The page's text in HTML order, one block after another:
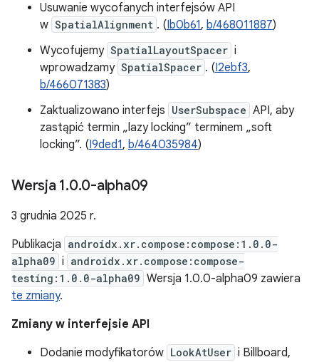
Usuwanie wycofanych interfejsów API
w SpatialAlignment . (Ib0b61, b/468011887)
Wycofujemy SpatialLayoutSpacer i
wprowadzamy SpatialSpacer . (I2ebf3,
b/466071383)
Zaktualizowano interfejs UserSubspace API, aby
zastąpić termin „lazy locking” terminem „soft
locking”. (I9ded1, b/464035984)
Wersja 1.0.0-alpha09
3 grudnia 2025 r.
Publikacja androidx.xr.compose:compose:1.0.0-
alpha09 i androidx.xr.compose:compose-
testing:1.0.0-alpha09 Wersja 1.0.0-alpha09 zawiera
te zmiany.
Zmiany w interfejsie API
Dodanie modyfikatorów LookAtUser i Billboard,